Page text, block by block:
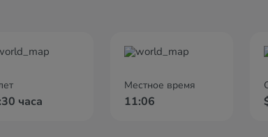
часа
Местное время
11:06